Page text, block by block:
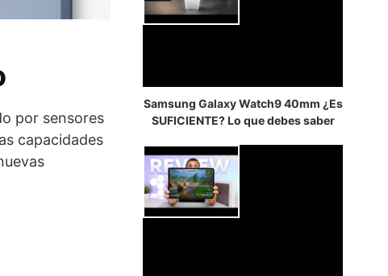
por sensores
capacidades
Samsung Galaxy Watch9 40mm ¿Es
SUFICIENTE? Lo que debes saber